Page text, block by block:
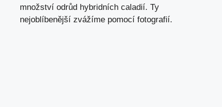
množství odrůd hybridních caladií. Ty
nejoblíbenější zvážíme pomocí fotografií.